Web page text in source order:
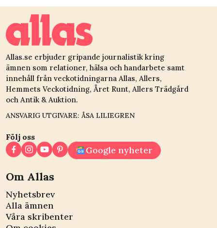
Allas.se erbjuder gripande journalistik kring
ämnen som relationer, hälsa och handarbete samt
innehåll från veckotidningarna Allas, Allers,
Hemmets Veckotidning, Året Runt, Allers Trädgård
och Antik & Auktion.
ANSVARIG UTGIVARE: ÅSA LILIEGREN
Följ oss
Google nyheter
Om Allas
Nyhetsbrev
Alla ämnen
Våra skribenter